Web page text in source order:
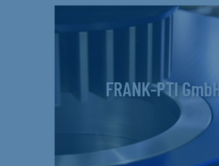
FRANK-PTI GmbH